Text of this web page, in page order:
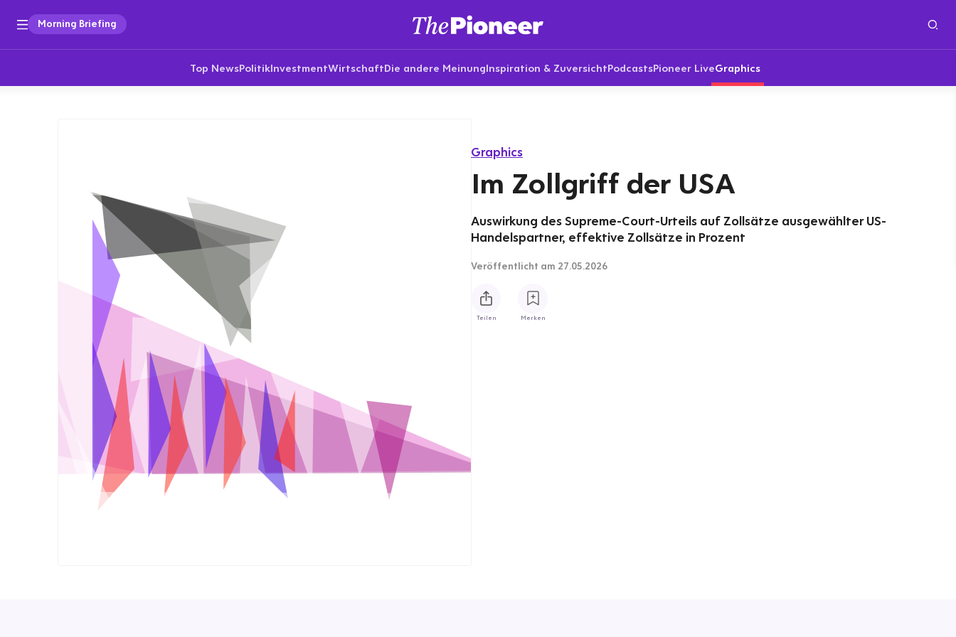
Morning Briefing
Top NewsPolitikInvestmentWirtschaftDie andere MeinungInspiration & ZuversichtPodcastsPioneer LiveGraphics
Graphics
Im Zollgriff der USA
Auswirkung des Supreme-Court-Urteils auf Zollsätze ausgewählter US-
Handelspartner, effektive Zollsätze in Prozent
Veröffentlicht am 27.05.2026
Teilen Merken